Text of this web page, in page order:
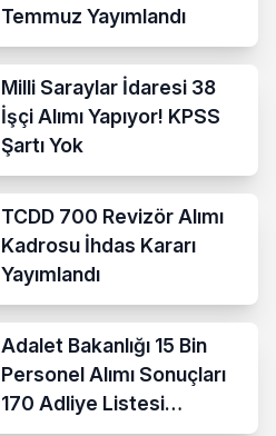
Temmuz Yayımlandı
Milli Saraylar İdaresi 38
İşçi Alımı Yapıyor! KPSS
Şartı Yok
TCDD 700 Revizör Alımı
Kadrosu İhdas Kararı
Yayımlandı
Adalet Bakanlığı 15 Bin
Personel Alımı Sonuçları
170 Adliye Listesi